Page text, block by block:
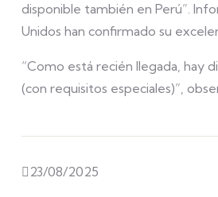
disponible también en Perú”.
Unidos han confirmado su
“Como está recién llegada, hay
(con requisitos especiales)”,
23/08/2025